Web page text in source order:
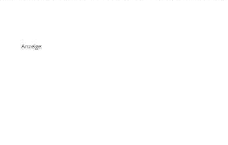
Anzeige: